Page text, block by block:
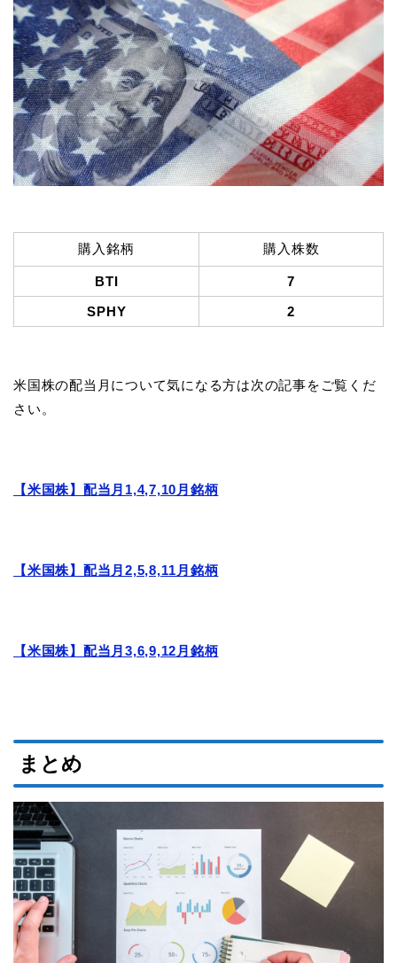
購入銘柄 購入株数
BTI
7
SPHY
2
米国株の配当月について気になる方は次の記事をご覧くだ
さい。
【米国株】配当月1,4,7,10月銘柄
【米国株】配当月2,5,8,11月銘柄
【米国株】配当月3,6,9,12月銘柄
まとめ